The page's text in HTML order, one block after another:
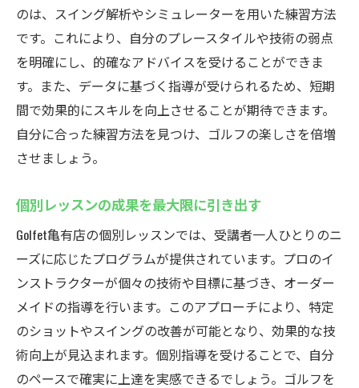
のは、スイング解析やシミュレーターを用いた練習方法
です。これにより、自分のプレースタイルや技術の弱点
を明確にし、的確なアドバイスを受けることができま
す。また、データに基づく指導が受けられるため、短期
間で効果的にスキルを向上させることが期待できます。
自分に合った練習方法を見つけ、ゴルフの楽しさを倍増
させましょう。
個別レッスンの成果を最大限に引き出す
Golfet亀有店の個別レッスンでは、受講者一人ひとりのニ
ーズに応じたプログラムが提供されています。プロのイ
ンストラクターが個々の技術や目標に基づき、オーダー
メイドの指導を行います。このアプローチにより、特定
のショットやスイングの改善が可能となり、効果的な技
術向上が見込まれます。個別指導を受けることで、自分
のペースで確実に上達を実感できるでしょう。ゴルフを